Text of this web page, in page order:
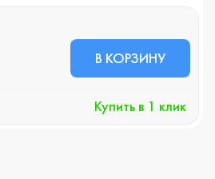
В КОРЗИНУ
Купить в 1 клик